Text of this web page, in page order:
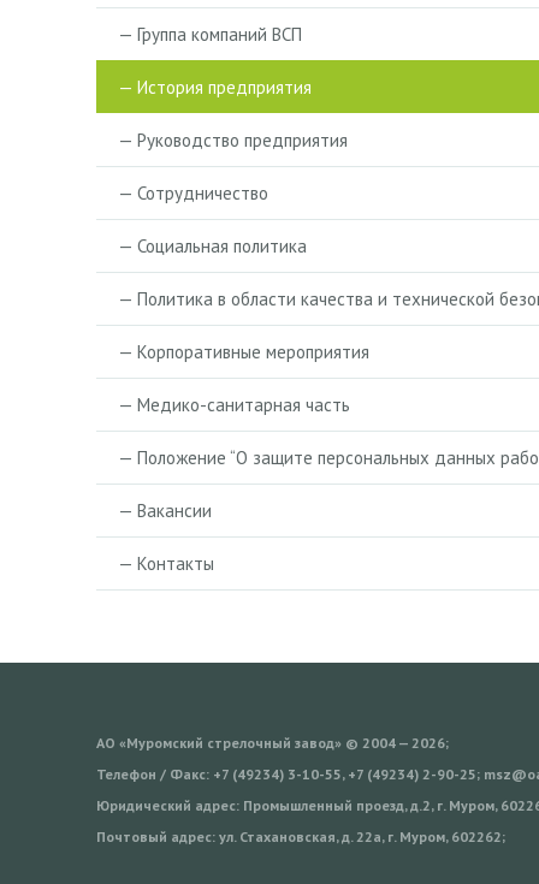
— Группа компаний ВСП
— История предприятия
— Руководство предприятия
— Сотрудничество
— Социальная политика
— Политика в области качества и технической
— Корпоративные мероприятия
— Медико-санитарная часть
— Положение “О защите персональных данных
— Вакансии
— Контакты
АО «Муромский стрелочный завод» © 2004 — 2026;
Телефон / Факс: +7 (49234) 3-10-55, +7 (49234) 2-90-25;
Юридический адрес: Промышленный проезд, д.2, г. Муром,
Почтовый адрес: ул. Стахановская, д. 22а, г. Муром, 602262;